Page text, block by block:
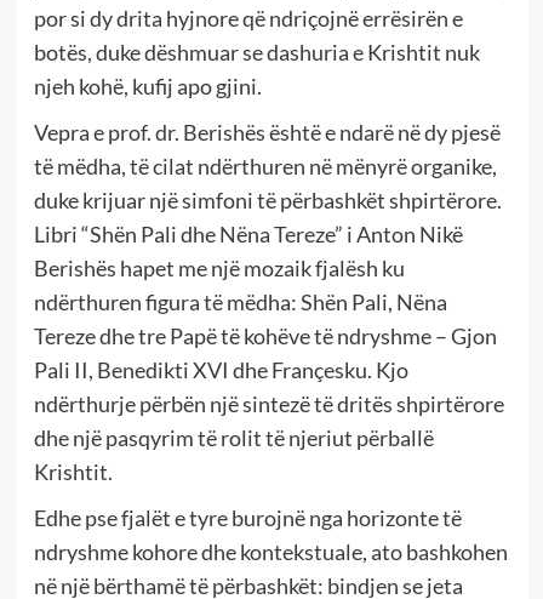
por si dy drita hyjnore që ndriçojnë errësirën e
botës, duke dëshmuar se dashuria e Krishtit nuk
njeh kohë, kufij apo gjini.
Vepra e prof. dr. Berishës është e ndarë në dy pjesë
të mëdha, të cilat ndërthuren në mënyrë organike,
duke krijuar një simfoni të përbashkët shpirtërore.
Libri “Shën Pali dhe Nëna Tereze” i Anton Nikë
Berishës hapet me një mozaik fjalësh ku
ndërthuren figura të mëdha: Shën Pali, Nëna
Tereze dhe tre Papë të kohëve të ndryshme – Gjon
Pali II, Benedikti XVI dhe Françesku. Kjo
ndërthurje përbën një sintezë të dritës shpirtërore
dhe një pasqyrim të rolit të njeriut përballë
Krishtit.
Edhe pse fjalët e tyre burojnë nga horizonte të
ndryshme kohore dhe kontekstuale, ato bashkohen
në një bërthamë të përbashkët: bindjen se jeta